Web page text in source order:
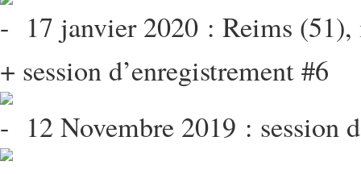
17 janvier 2020 : Reims
+ session d’enregistrement #6
12 Novembre 2019 : session